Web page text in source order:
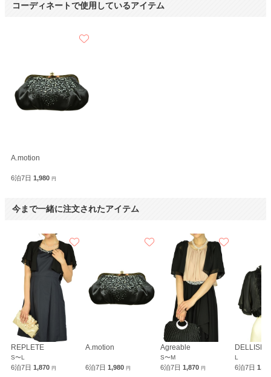
コーディネートで使用しているアイテム
A.motion
6泊7日 1,980 円
今まで一緒に注文されたアイテム
REPLETE
S〜L
6泊7日 1,870 円
A.motion
6泊7日1,980円
Agreable
S〜M
6泊7日 1,870 円
DELLISE
L
6泊7日